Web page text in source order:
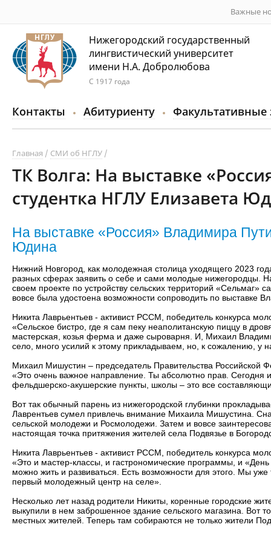
Важные
Нижегородский государственный
лингвистический университет
имени Н.А. Добролюбова
С 1917 года
Контакты Абитуриенту Факультативные
Главная СМИ об НГЛУ
ТК Волга: На выставке
студентка НГЛУ Елизавета
На выставке «Россия» Владимира
Юдина
Нижний Новгород, как молодежная столица уходящего 2023
разных сферах заявить о себе и сами молодые нижегородцы.
своем проекте по устройству сельских территорий
вовсе была удостоена возможности сопроводить по
Никита Лаврьентьев - активист РССМ, победитель конкурса
«Сельское бистро, где я сам пеку неаполитанскую пиццу в
мастерская, козья ферма и даже сыроварня. И, Михаил
село, много усилий к этому прикладываем, но, к сожалению, у
Михаил Мишустин – председатель Правительства Российской
«Это очень важное направление. Ты абсолютно прав. Сегодня
фельдшерско-акушерские пункты, школы – это все
Вот так обычный парень из нижегородской глубинки
Лаврентьев сумел привлечь внимание Михаила Мишустина.
сельской молодежи и Росмолодежи. Затем и вовсе
настоящая точка притяжения жителей села Подвязье в
Никита Лаврьентьев - активист РССМ, победитель конкурса
«Это и мастер-классы, и гастрономические программы, и
можно жить и развиваться. Есть возможности для этого. Мы
первый молодежный центр на селе».
Несколько лет назад родители Никиты, коренные городские
выкупили в нем заброшенное здание сельского магазина. Вот
местных жителей. Теперь там собираются не только жители